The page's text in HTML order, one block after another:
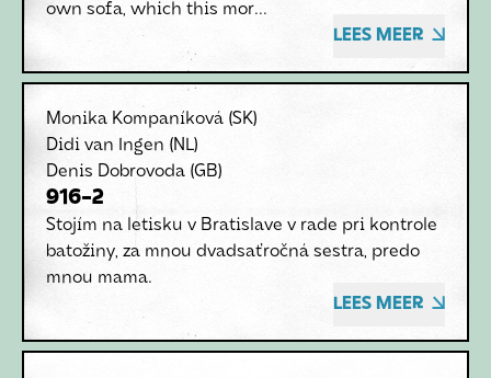
own sofa, which this mor...
LEES MEER
Monika Kompaníková (SK)
Didi van Ingen (NL)
Denis Dobrovoda (GB)
916-2
Stojím na letisku v Bratislave v rade pri kontrole
batožiny, za mnou dvadsaťročná sestra, predo
mnou mama.
LEES MEER